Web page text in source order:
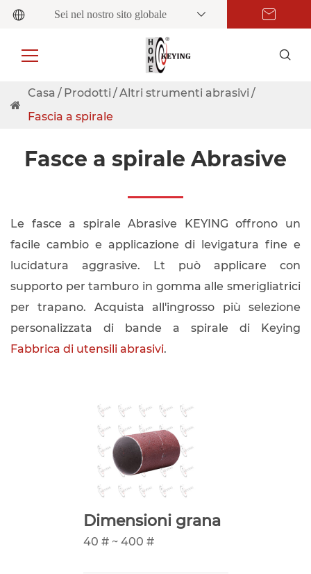
Sei nel nostro sito globale
Casa Prodotti
Altri strumenti abrasivi
Fascia a spirale
Fasce a spirale Abrasive
Le fasce a spirale Abrasive KEYING offrono un
facile cambio e applicazione di levigatura fine e
lucidatura aggrasive. Lt può applicare con
supporto per tamburo in gomma alle smerigliatrici
per trapano. Acquista all'ingrosso più selezione
personalizzata di bande a spirale di Keying
Fabbrica di utensili abrasivi.
Dimensioni grana
40 # ~ 400 #